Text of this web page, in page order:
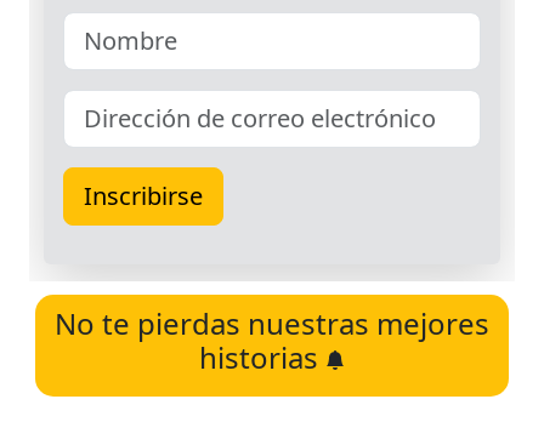
No te pierdas nuestras mejores
historias